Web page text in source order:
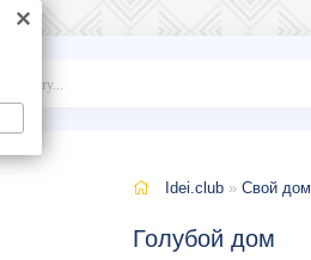
Idei.club » Свой дом
Голубой дом